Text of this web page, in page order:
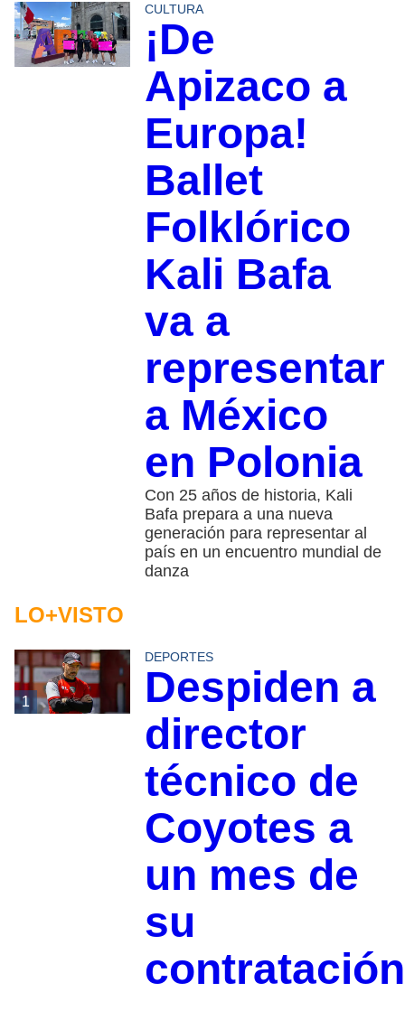
CULTURA
¡De
Apizaco a
Europa!
Ballet
Folklórico
Kali Bafa
va a
representar
a México
en Polonia
Con 25 años de historia, Kali
Bafa prepara a una nueva
generación para representar al
país en un encuentro mundial de
danza
LO+VISTO
1
DEPORTES
Despiden a
director
técnico de
Coyotes a
un mes de
su
contratación